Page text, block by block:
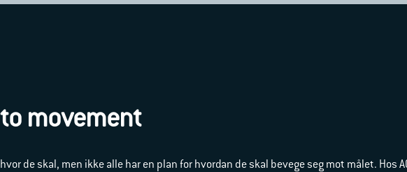
movement
de skal, men ikke alle har en plan for hvordan de skal bevege seg mot målet. Hos